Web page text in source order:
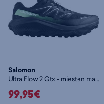
Salomon
Ultra Flow 2 Gtx - miesten maastojuoksukengät
99,95€